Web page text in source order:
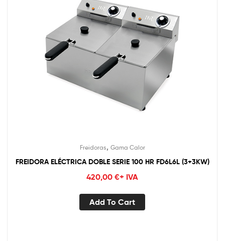
Freidoras, Gama Calor
FREIDORA ELÉCTRICA DOBLE SERIE 100 HR FD6L6L (3+3KW)
420,00 €+ IVA
Add To Cart